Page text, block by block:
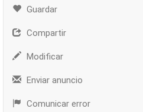
Guardar
Compartir
Modificar
Enviar anuncio
Comunicar error